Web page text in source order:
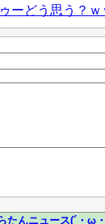
ーどう思う？
たんニュース(´・ω